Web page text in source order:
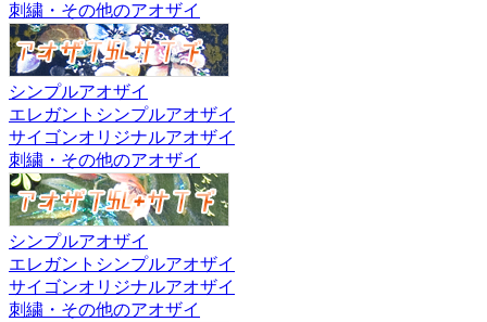
刺繍・その他のアオザイ
シンプルアオザイ
エレガントシンプルアオザイ
サイゴンオリジナルアオザイ
刺繍・その他のアオザイ
シンプルアオザイ
エレガントシンプルアオザイ
サイゴンオリジナルアオザイ
刺繍・その他のアオザイ